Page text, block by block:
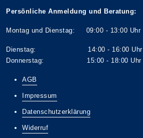
Persönliche Anmeldung und Beratung:
Montag und Dienstag: 09:00 - 13:00 Uhr
Dienstag: 14:00 - 16:00 Uhr
Donnerstag: 15:00 - 18:00 Uhr
AGB
Impressum
Datenschutzerklärung
Widerruf